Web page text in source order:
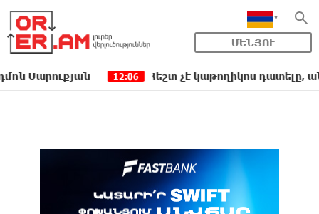
ՄԵՆՅՈՒ
12:06 Հեշտ չէ կաթողիկոս դատելը, անգամ